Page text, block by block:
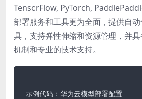
TensorFlow, PyTorch,
部署服务和工具更为全面，提供自
具，支持弹性伸缩和资源管理，并
机制和专业的技术支持。